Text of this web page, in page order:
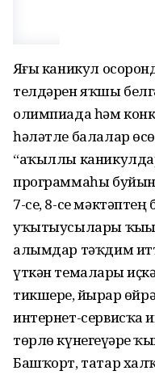
Яҙғы каникул
телдәрен яҡшы
олимпиада һәм
һәләтле балалар
“аҡыллы
программаһы
7-се, 8-се
уҡытыусылары
алымдар тәҡдим
үткән темаларҙы
тикшерҙе, йырҙар
интернет-сервисҡа
төрлө күнегеүҙәрҙе
Башҡорт, татар